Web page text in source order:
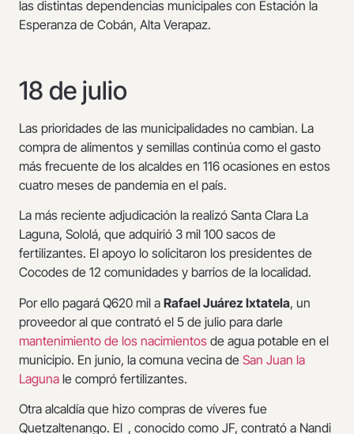
las distintas dependencias municipales con Estación la
Esperanza de Cobán, Alta Verapaz.
18 de julio
Las prioridades de las municipalidades no cambian. La
compra de alimentos y semillas continúa como el gasto
más frecuente de los alcaldes en 116 ocasiones en estos
cuatro meses de pandemia en el país.
La más reciente adjudicación la realizó Santa Clara La
Laguna, Sololá, que adquirió 3 mil 100 sacos de
fertilizantes. El apoyo lo solicitaron los presidentes de
Cocodes de 12 comunidades y barrios de la localidad.
Por ello pagará Q620 mil a Rafael Juárez Ixtatela, un
proveedor al que contrató el 5 de julio para darle
mantenimiento de los nacimientos de agua potable en el
municipio. En junio, la comuna vecina de San Juan la
Laguna le compró fertilizantes.
Otra alcaldía que hizo compras de víveres fue
Quetzaltenango. El , conocido como JF, contrató a Nandi